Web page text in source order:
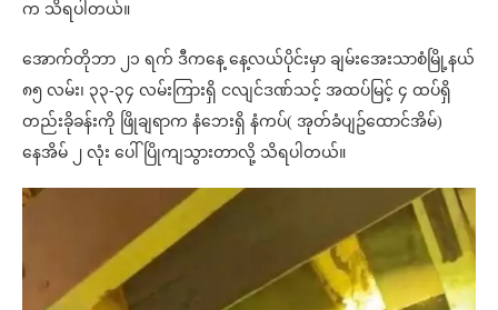
က သိရပါတယ်။
အောက်တိုဘာ ၂၁ ရက် ဒီကနေ့ နေ့လယ်ပိုင်းမှာ ချမ်းအေးသာစံမြို့နယ်
၈၅ လမ်း၊ ၃၃-၃၄ လမ်းကြားရှိ ငလျင်ဒဏ်သင့် အထပ်မြင့် ၄ ထပ်ရှိ
တည်းခိုခန်းကို ဖြိုချရာက နံဘေးရှိ နံကပ်( အုတ်ခံပျဥ်ထောင်အိမ်)
နေအိမ် ၂ လုံး ပေါ်ပြိုကျသွားတာလို့ သိရပါတယ်။